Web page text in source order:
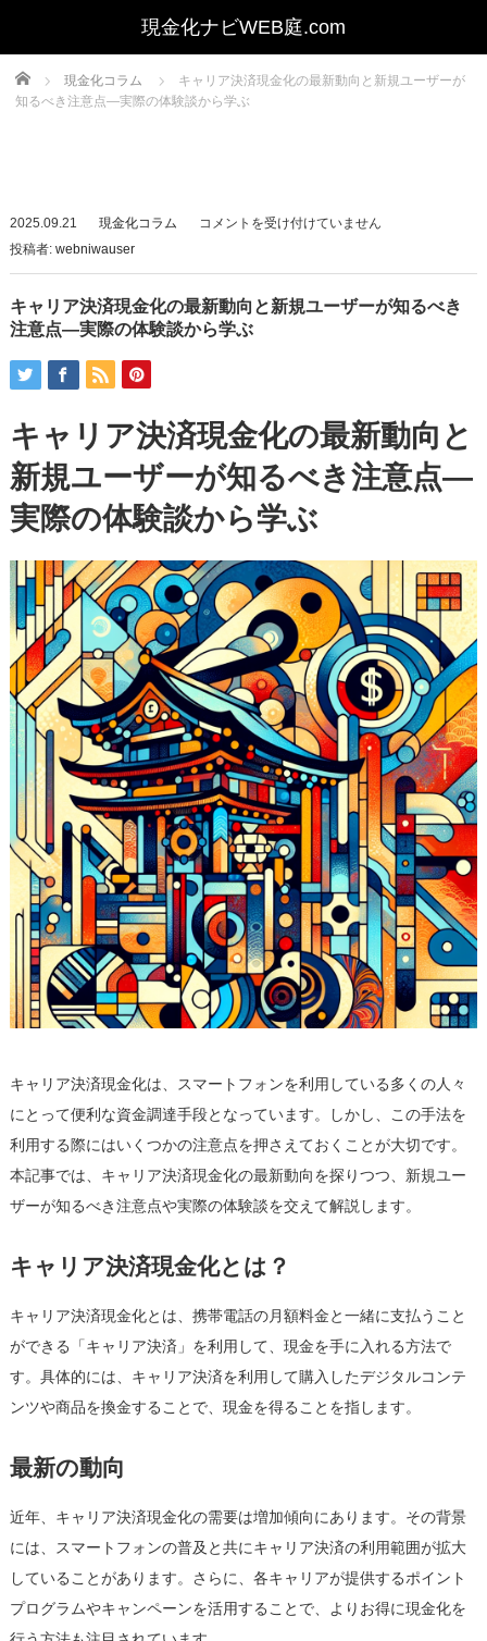
Home 現金化コラム
キャリア決済現金化の最新動向と新規ユーザーが
知るべき注意点—実際の体験談から学ぶ
2025.09.21 現金化コラム
キ
リ
ア
決
化
最
新
動
向
と
新
規
ユ
ー
ザ
ー
が
知
る
べ
き
注
意
点
—
実
際
体
験
談
学
は
コメントを受け付けていません
投稿者: webniwauser
キャリア決済現金化の最新動向と新規ユーザーが知るべき
注意点—実際の体験談から学ぶ
キャリア決済現金化の最新動向と
新規ユーザーが知るべき注意点—
実際の体験談から学ぶ
キャリア決済現金化は、スマートフォンを利用している多くの人々
にとって便利な資金調達手段となっています。しかし、この手法を
利用する際にはいくつかの注意点を押さえておくことが大切です。
本記事では、キャリア決済現金化の最新動向を探りつつ、新規ユー
ザーが知るべき注意点や実際の体験談を交えて解説します。
キャリア決済現金化とは？
キャリア決済現金化とは、携帯電話の月額料金と一緒に支払うこと
ができる「キャリア決済」を利用して、現金を手に入れる方法で
す。具体的には、キャリア決済を利用して購入したデジタルコンテ
ンツや商品を換金することで、現金を得ることを指します。
最新の動向
近年、キャリア決済現金化の需要は増加傾向にあります。その背景
には、スマートフォンの普及と共にキャリア決済の利用範囲が拡大
していることがあります。さらに、各キャリアが提供するポイント
プログラムやキャンペーンを活用することで、よりお得に現金化を